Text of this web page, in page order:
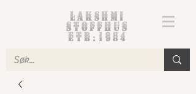
Lakshmi
Stoffhus
etb.1984